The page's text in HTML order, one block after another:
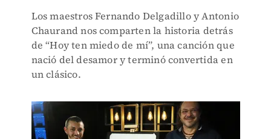
Los maestros Fernando Delgadillo y Antonio
Chaurand nos comparten la historia detrás
de “Hoy ten miedo de mí”, una canción que
nació del desamor y terminó convertida en
un clásico.